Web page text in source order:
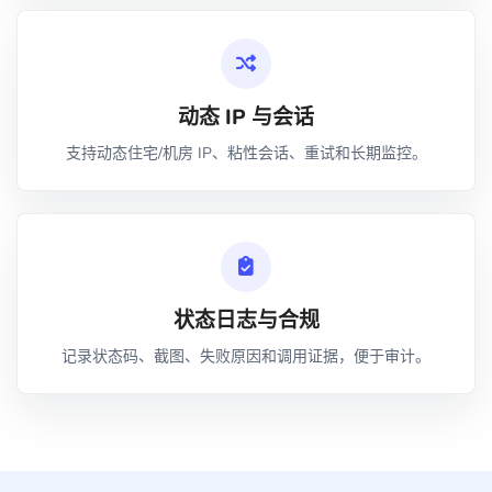
动态 IP 与会话
支持动态住宅/机房 IP、粘性会话、重试和长期监控。
状态日志与合规
记录状态码、截图、失败原因和调用证据，便于审计。